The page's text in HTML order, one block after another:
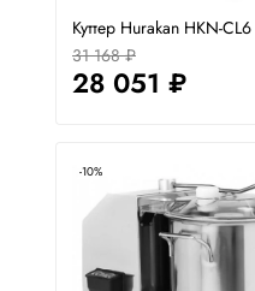
Куттер Hurakan HKN-CL6
31 168 ₽
28 051 ₽
-10%